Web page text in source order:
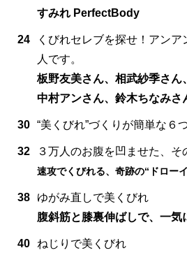
すみれ PerfectBody
24
くびれセレブを探せ！アンア
人です。
板野友美さん、相武紗季さん
中村アンさん、鈴木ちなみさ
30 “美くびれ”づくりが簡単な６
32 ３万人のお腹を凹ませた、そ
速攻でくびれる、奇跡の“ドローイ
38
ゆがみ直しで美くびれ
腹斜筋と膝裏伸ばしで、一気
40
ねじりで美くびれ